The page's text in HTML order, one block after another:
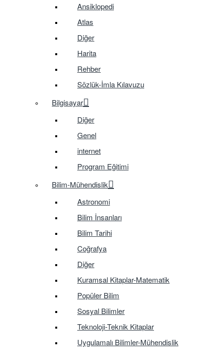
Ansiklopedi
Atlas
Diğer
Harita
Rehber
Sözlük-İmla Kılavuzu
Bilgisayar
Diğer
Genel
internet
Program Eğitimi
Bilim-Mühendislik
Astronomi
Bilim İnsanları
Bilim Tarihi
Coğrafya
Diğer
Kuramsal Kitaplar-Matematik
Popüler Bilim
Sosyal Bilimler
Teknoloji-Teknik Kitaplar
Uygulamalı Bilimler-Mühendislik